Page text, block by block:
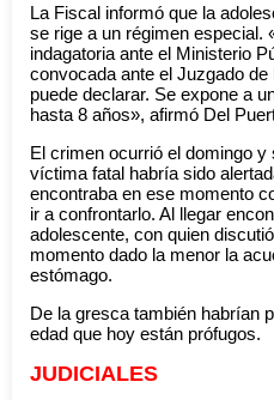
La Fiscal informó que la
se rige a un régimen especial.
indagatoria ante el Ministerio
convocada ante el Juzgado
puede declarar. Se expone a
hasta 8 años», afirmó Del
El crimen ocurrió el domingo
víctima fatal habría sido
encontraba en ese momento
ir a confrontarlo. Al llegar
adolescente, con quien
momento dado la menor la
estómago.
De la gresca también habrían
edad que hoy están prófugos.
JUDICIALES